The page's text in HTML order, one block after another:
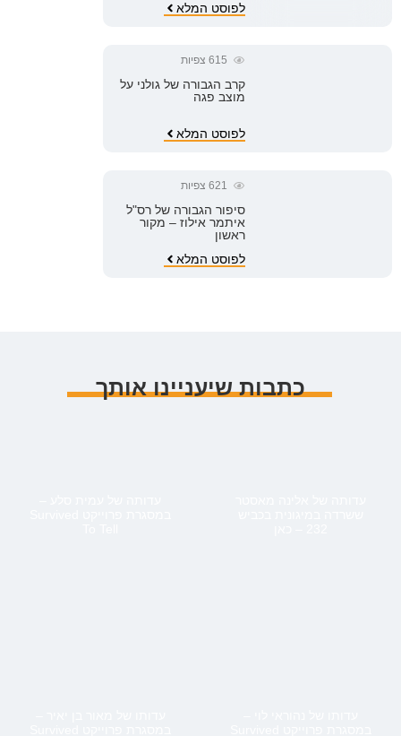
לפוסט המלא
615צפיות
קרב הגבורה של גולני על
מוצב פגה
לפוסט המלא
621צפיות
סיפור הגבורה של רס"ל
איתמר אילוז – מקור
ראשון
לפוסט המלא
כתבות שיעניינו אותך